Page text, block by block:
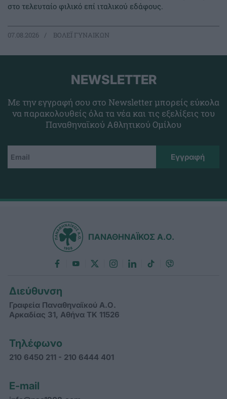
στο τελευταίο φιλικό επί ιταλικού εδάφους.
07.08.2026 ΒΟΛΕΪ ΓΥΝΑΙΚΩΝ
NEWSLETTER
Με την εγγραφή σου στο Newsletter μπορείς εύκολα
να παρακολουθείς όλα τα νέα και τις εξελίξεις του
Παναθηναϊκού Αθλητικού Ομίλου
ΠΑΝΑΘΗΝΑΪΚΟΣ Α.Ο.
Διεύθυνση
Γραφεία Παναθηναϊκού Α.Ο.
Αρκαδίας 31, Αθήνα ΤΚ 11526
Τηλέφωνο
210 6450 211 - 210 6444 401
E-mail